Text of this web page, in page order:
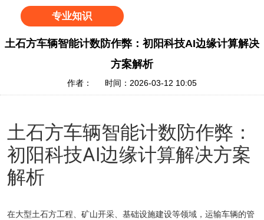
专业知识
土石方车辆智能计数防作弊：初阳科技AI边缘计算解决
方案解析
作者： 时间：2026-03-12 10:05
土石方车辆智能计数防作弊：
初阳科技AI边缘计算解决方案
解析
在大型土石方工程、矿山开采、基础设施建设等领域，运输车辆的管